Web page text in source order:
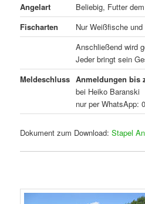
Angelart
Beliebig, Futter
Fischarten
Nur Weißfische
Anschließend wird
Jeder bringt sein
Meldeschluss Anmeldungen bis
bei Heiko Baranski
nur per WhatsApp:
Dokument zum Download:Stapel